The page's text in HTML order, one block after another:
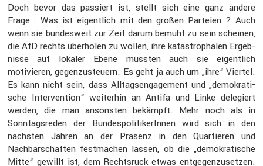
Doch bevor das passiert ist, stellt sich eine ganz andere
Frage : Was ist eigent­lich mit den großen Parteien ? Auch
wenn sie bundes­weit zur Zeit darum bemüht zu sein scheinen,
die AfD rechts überholen zu wollen, ihre katastro­phalen Ergeb­
nisse auf lokaler Ebene müssten auch sie eigent­lich
motivieren, gegen­zu­steuern. Es geht ja auch um „ihre“ Viertel.
Es kann nicht sein, dass Alltags­en­ga­ge­ment und „demokra­ti­
sche Inter­ven­tion“ weiterhin an Antifa und Linke delegiert
werden, die man ansonsten bekämpft. Mehr noch als in
Sonntags­reden der Bundes­po­li­ti­ke­rInnen wird sich in den
nächsten Jahren an der Präsenz in den Quartieren und
Nachbar­schaften festma­chen lassen, ob die „demokra­ti­sche
Mitte“ gewillt ist, dem Rechts­ruck etwas entge­gen­zu­setzen.